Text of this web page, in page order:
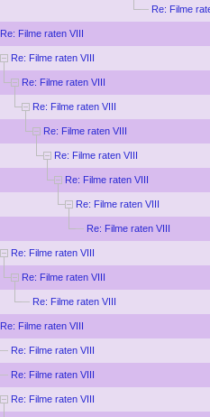
Re: Filme
Re: Filme raten VIII
Re: Filme raten VIII
Re: Filme raten VIII
Re: Filme raten VIII
Re: Filme raten VIII
Re: Filme raten VIII
Re: Filme raten VIII
Re: Filme raten VIII
Re: Filme raten VIII
Re: Filme raten VIII
Re: Filme raten VIII
Re: Filme raten VIII
Re: Filme raten VIII
Re: Filme raten VIII
Re: Filme raten VIII
Re: Filme raten VIII